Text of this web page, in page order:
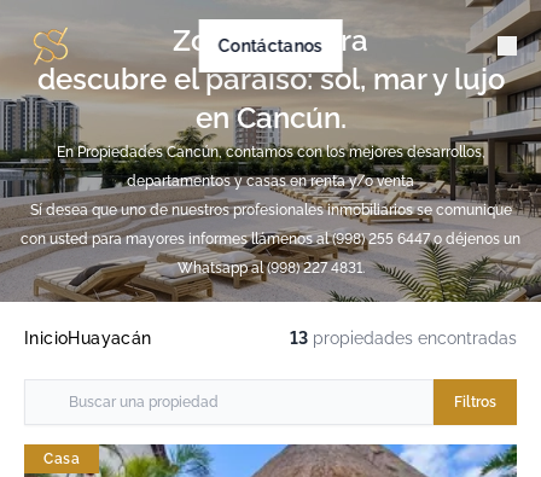
Contáctanos
Zona Hotelera
descubre el paraíso: sol, mar y lujo
en Cancún.
En Propiedades Cancún, contamos con los mejores desarrollos,
departamentos y casas en renta y/o venta
Sí desea que uno de nuestros profesionales inmobiliarios se comunique
con usted para mayores informes llámenos al (998) 255 6447 o déjenos un
Whatsapp al (998) 227 4831.
InicioHuayacán 13 propiedades encontradas
Filtros
Casa